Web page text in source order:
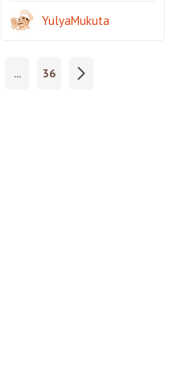
YulyaMukuta
... 36